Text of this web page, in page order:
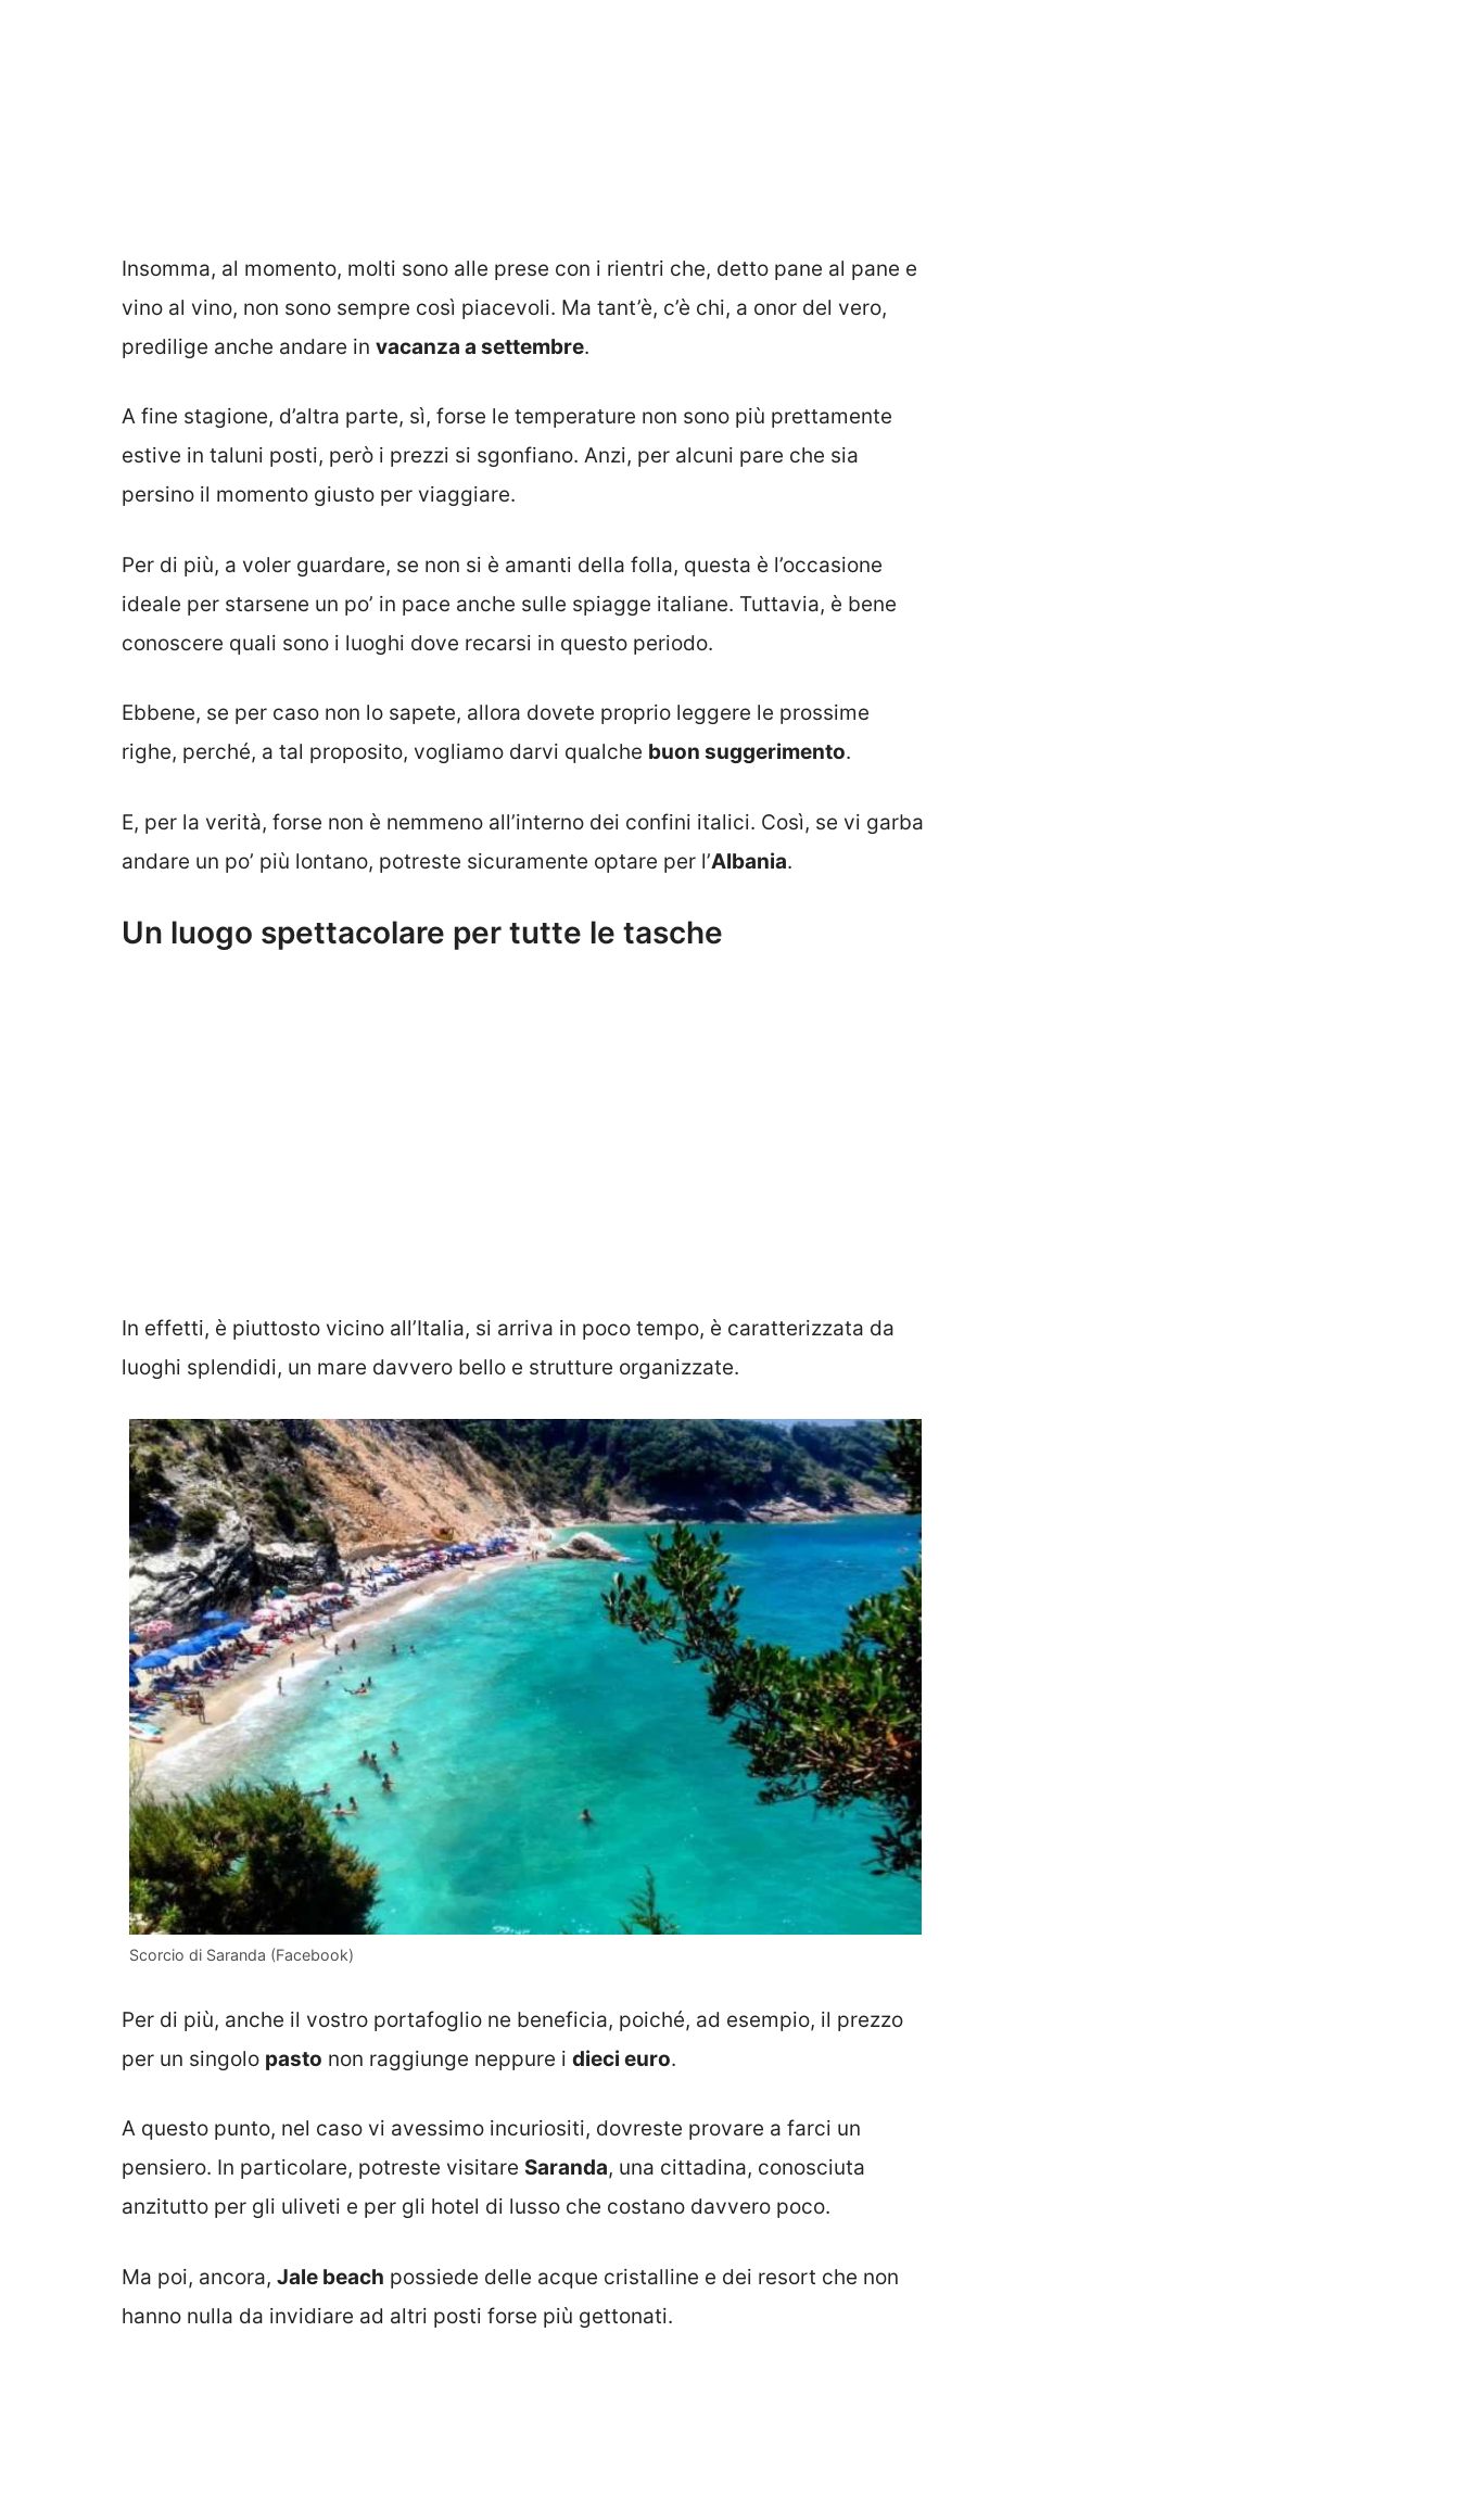
Insomma, al momento, molti sono alle prese con i rientri che, detto pane al pane e
vino al vino, non sono sempre così piacevoli. Ma tant’è, c’è chi, a onor del vero,
predilige anche andare in vacanza a settembre.
A fine stagione, d’altra parte, sì, forse le temperature non sono più prettamente
estive in taluni posti, però i prezzi si sgonfiano. Anzi, per alcuni pare che sia
persino il momento giusto per viaggiare.
Per di più, a voler guardare, se non si è amanti della folla, questa è l’occasione
ideale per starsene un po’ in pace anche sulle spiagge italiane. Tuttavia, è bene
conoscere quali sono i luoghi dove recarsi in questo periodo.
Ebbene, se per caso non lo sapete, allora dovete proprio leggere le prossime
righe, perché, a tal proposito, vogliamo darvi qualche buon suggerimento.
E, per la verità, forse non è nemmeno all’interno dei confini italici. Così, se vi garba
andare un po’ più lontano, potreste sicuramente optare per l’Albania.
Un luogo spettacolare per tutte le tasche
In effetti, è piuttosto vicino all’Italia, si arriva in poco tempo, è caratterizzata da
luoghi splendidi, un mare davvero bello e strutture organizzate.
Scorcio di Saranda (Facebook)
Per di più, anche il vostro portafoglio ne beneficia, poiché, ad esempio, il prezzo
per un singolo pasto non raggiunge neppure i dieci euro.
A questo punto, nel caso vi avessimo incuriositi, dovreste provare a farci un
pensiero. In particolare, potreste visitare Saranda, una cittadina, conosciuta
anzitutto per gli uliveti e per gli hotel di lusso che costano davvero poco.
Ma poi, ancora, Jale beach possiede delle acque cristalline e dei resort che non
hanno nulla da invidiare ad altri posti forse più gettonati.